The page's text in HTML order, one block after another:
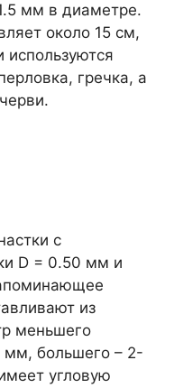
мм в диаметре.
около 15 см,
используются
гречка, а
с
D = 0.50 мм и
из
меньшего
мм, большего – 2-
угловую